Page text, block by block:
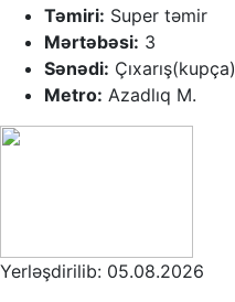
Təmiri: Super təmir
Mərtəbəsi: 3
Sənədi: Çıxarış(kupça)
Metro: Azadlıq M.
Yerləşdirilib: 05.08.2026